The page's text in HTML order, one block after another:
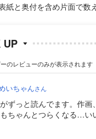
紙と奥付を含め片面で数
UP
のレビューのみが表示されます
いちゃんさん
ずっと読んでます。作
ちゃんとつらくなる…い